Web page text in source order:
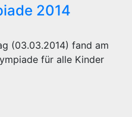
2014
(03.03.2014) fand am
für alle Kinder